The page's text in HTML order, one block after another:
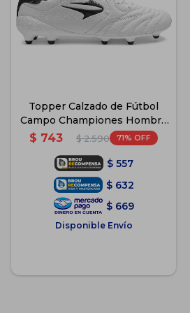
Topper Calzado de Fútbol
Campo Championes Hombre
- Blanco-SanCiro
$ 743 $ 2.590 71
$ 557
$ 632
$ 669
Disponible Envío